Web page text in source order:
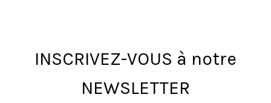
INSCRIVEZ-VOUS à notre
NEWSLETTER